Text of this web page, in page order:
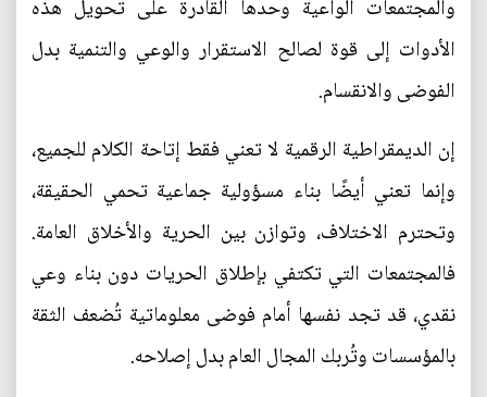
والمجتمعات الواعية وحدها القادرة على تحويل هذه
الأدوات إلى قوة لصالح الاستقرار والوعي والتنمية بدل
الفوضى والانقسام.
إن الديمقراطية الرقمية لا تعني فقط إتاحة الكلام للجميع،
وإنما تعني أيضًا بناء مسؤولية جماعية تحمي الحقيقة،
وتحترم الاختلاف، وتوازن بين الحرية والأخلاق العامة.
فالمجتمعات التي تكتفي بإطلاق الحريات دون بناء وعي
نقدي، قد تجد نفسها أمام فوضى معلوماتية تُضعف الثقة
بالمؤسسات وتُربك المجال العام بدل إصلاحه.